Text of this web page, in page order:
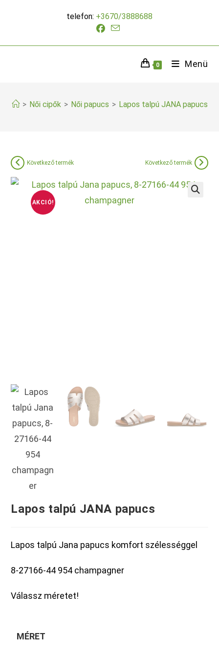
telefon: +3670/3888688
0 Menü
> Női cipők > Női papucs > Lapos talpú JANA papucs
AKCIÓ!
Következő termék Következő termék
Lapos talpú JANA papucs
Lapos talpú Jana papucs komfort szélességgel
8-27166-44 954 champagner
Válassz méretet!
MÉRET